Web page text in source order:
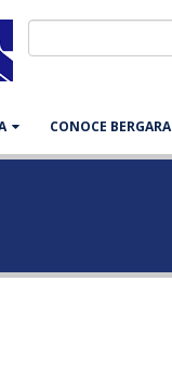
CONOCE BERGARA